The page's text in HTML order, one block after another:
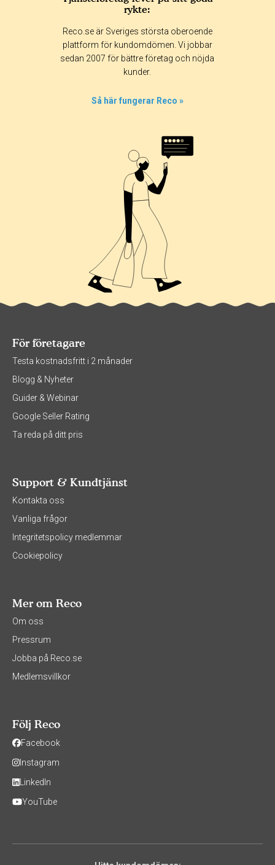
rykte:
Reco.se är Sveriges största oberoende
plattform för kundomdömen. Vi jobbar
sedan 2007 för bättre företag och nöjda
kunder.
Så här fungerar Reco »
För företagare
Testa kostnadsfritt i 2 månader
Blogg & Nyheter
Guider & Webinar
Google Seller Rating
Ta reda på ditt pris
Support & Kundtjänst
Kontakta oss
Vanliga frågor
Integritetspolicy medlemmar
Cookiepolicy
Mer om Reco
Om oss
Pressrum
Jobba på Reco.se
Medlemsvillkor
Följ Reco
Facebook
Instagram
LinkedIn
YouTube